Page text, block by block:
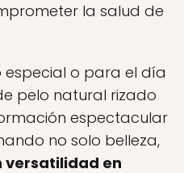
la salud de
especial o para el día
pelo natural rizado
espectacular
no solo belleza,
versatilidad en